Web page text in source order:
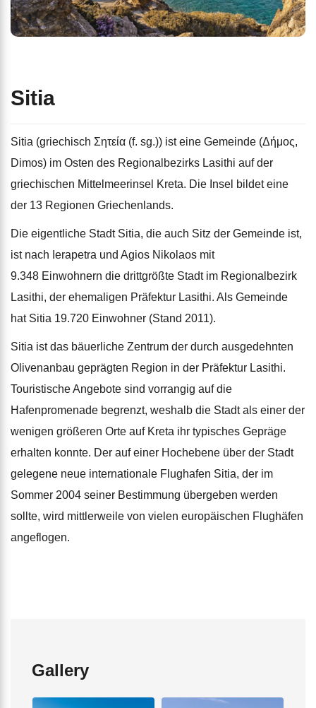
Sitia
Sitia (griechisch Σητεία (f. sg.)) ist eine Gemeinde (Δήμος,
Dimos) im Osten des Regionalbezirks Lasithi auf der
griechischen Mittelmeerinsel Kreta. Die Insel bildet eine
der 13 Regionen Griechenlands.
Die eigentliche Stadt Sitia, die auch Sitz der Gemeinde ist,
ist nach Ierapetra und Agios Nikolaos mit
9.348 Einwohnern die drittgrößte Stadt im Regionalbezirk
Lasithi, der ehemaligen Präfektur Lasithi. Als Gemeinde
hat Sitia 19.720 Einwohner (Stand 2011).
Sitia ist das bäuerliche Zentrum der durch ausgedehnten
Olivenanbau geprägten Region in der Präfektur Lasithi.
Touristische Angebote sind vorrangig auf die
Hafenpromenade begrenzt, weshalb die Stadt als einer der
wenigen größeren Orte auf Kreta ihr typisches Gepräge
erhalten konnte. Der auf einer Hochebene über der Stadt
gelegene neue internationale Flughafen Sitia, der im
Sommer 2004 seiner Bestimmung übergeben werden
sollte, wird mittlerweile von vielen europäischen Flughäfen
angeflogen.
Gallery